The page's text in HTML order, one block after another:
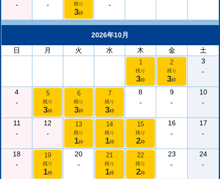
-
-
残り
3枠
-
2026年10月
日
月 火 水 木 金 土
1
残り
3枠
2
残り
3枠
3
-
4
-
5
残り
3枠
6
残り
3枠
7
残り
3枠
8
-
9
-
10
-
11
-
12
-
13
残り
1枠
14
残り
1枠
15
残り
2枠
16
-
17
-
18
-
19
残り
1枠
20
-
21
残り
1枠
22
残り
2枠
23
-
24
-